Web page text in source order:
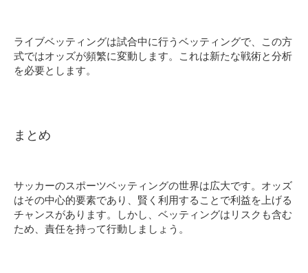
ライブベッティングは試合中に行うベッティングで、この方
式ではオッズが頻繁に変動します。これは新たな戦術と分析
を必要とします。
まとめ
サッカーのスポーツベッティングの世界は広大です。オッズ
はその中心的要素であり、賢く利用することで利益を上げる
チャンスがあります。しかし、ベッティングはリスクも含む
ため、責任を持って行動しましょう。